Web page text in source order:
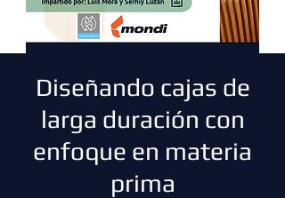
Diseñando cajas de
larga duración con
enfoque en materia
prima